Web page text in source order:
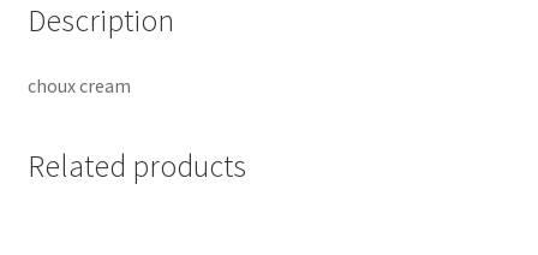
Description
choux cream
Related products